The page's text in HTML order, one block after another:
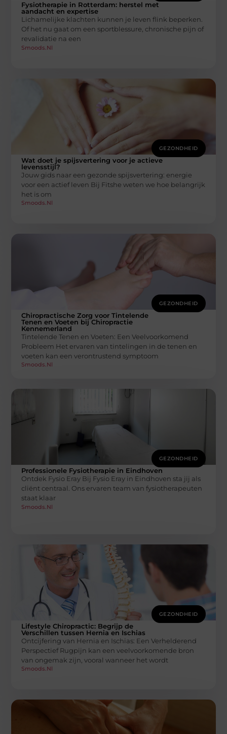
Fysiotherapie in Rotterdam: herstel met
aandacht en expertise
Lichamelijke klachten kunnen je leven flink beperken.
Of het nu gaat om een sportblessure, chronische pijn of
revalidatie na een
Smoods.nl
GEZONDHEID
Wat doet je spijsvertering voor je actieve
levensstijl?
Jouw gids naar een gezonde spijsvertering: energie
voor een actief leven Bij Fitshe weten we hoe belangrijk
het is om
Smoods.nl
GEZONDHEID
Chiropractische Zorg voor Tintelende
Tenen en Voeten bij Chiropractie
Kennemerland
Tintelende Tenen en Voeten: Een Veelvoorkomend
Probleem Het ervaren van tintelingen in de tenen en
voeten kan een verontrustend symptoom
Smoods.nl
GEZONDHEID
Professionele Fysiotherapie in Eindhoven
Ontdek Fysio Eray Bij Fysio Eray in Eindhoven sta jij als
cliënt centraal. Ons ervaren team van fysiotherapeuten
staat klaar
Smoods.nl
GEZONDHEID
Lifestyle Chiropractic: Begrijp de
Verschillen tussen Hernia en Ischias
Ontcijfering van Hernia en Ischias: Een Verhelderend
Perspectief Rugpijn kan een veelvoorkomende bron
van ongemak zijn, vooral wanneer het wordt
Smoods.nl